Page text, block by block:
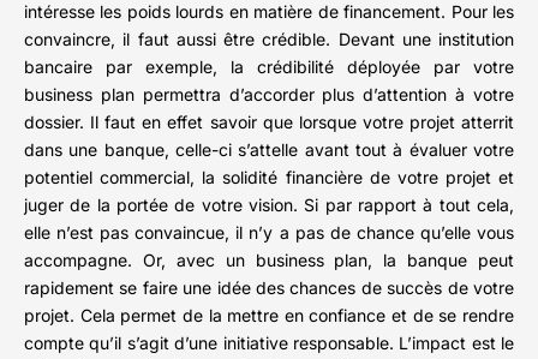
intéresse les poids lourds en matière de financement. Pour les
convaincre, il faut aussi être crédible. Devant une institution
bancaire par exemple, la crédibilité déployée par votre
business plan permettra d’accorder plus d’attention à votre
dossier. Il faut en effet savoir que lorsque votre projet atterrit
dans une banque, celle-ci s’attelle avant tout à évaluer votre
potentiel commercial, la solidité financière de votre projet et
juger de la portée de votre vision. Si par rapport à tout cela,
elle n’est pas convaincue, il n’y a pas de chance qu’elle vous
accompagne. Or, avec un business plan, la banque peut
rapidement se faire une idée des chances de succès de votre
projet. Cela permet de la mettre en confiance et de se rendre
compte qu’il s’agit d’une initiative responsable. L’impact est le